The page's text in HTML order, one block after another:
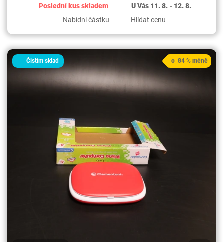
Poslední kus skladem
U Vás 11. 8. - 12. 8.
Nabídni částku
Hlídat cenu
Čistím sklad o 84 % méně